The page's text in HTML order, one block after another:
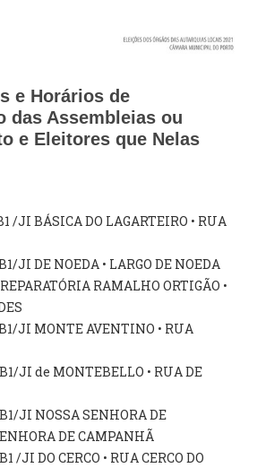
e Horários de
das Assembleias ou
e Eleitores que Nelas
/JI BÁSICA DO LAGARTEIRO • RUA
JI DE NOEDA • LARGO DE NOEDA
RAMALHO ORTIGÃO •
JI MONTE AVENTINO • RUA
JI de MONTEBELLO • RUA DE
JI NOSSA SENHORA DE
DE CAMPANHÃ
/JI DO CERCO • RUA CERCO DO